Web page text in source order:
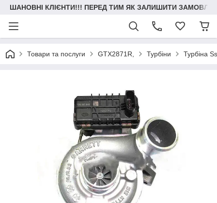
ШАНОВНІ КЛІЄНТИ!!! ПЕРЕД ТИМ ЯК ЗАЛИШИТИ
Товари та послуги GTX2871R, Турбіни Турбіна